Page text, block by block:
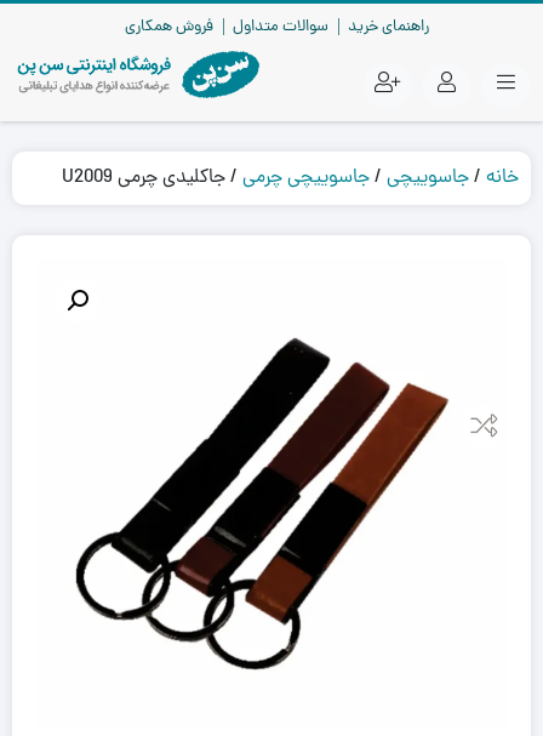
راهنمای خرید سوالات متداول فروش همکاری
خانه /جاسوییچی /جاسوییچی چرمی / جاکلیدی چرمی U2009